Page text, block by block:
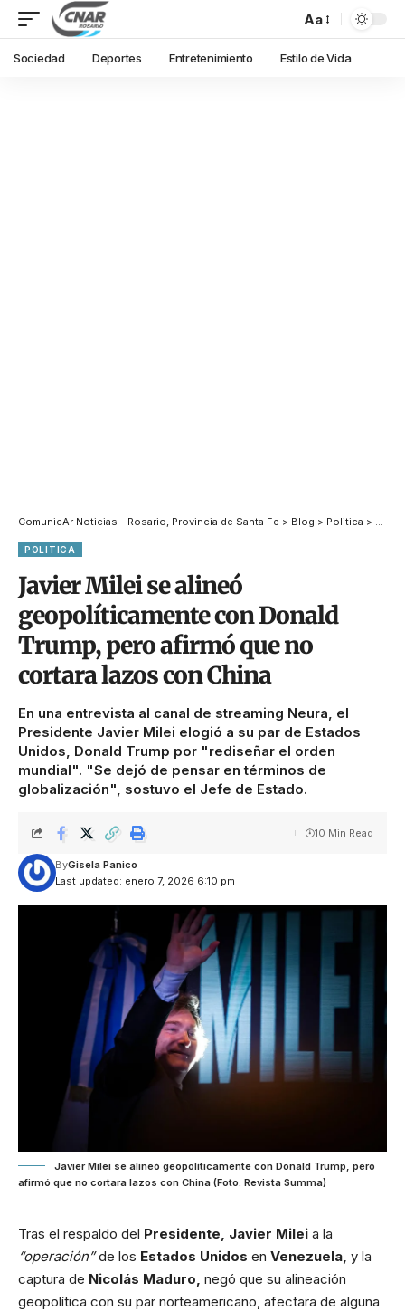
Aa
Sociedad Deportes Entretenimiento Estilo de Vida
ComunicAr Noticias - Rosario, Provincia de Santa Fe > Blog > Politica >
POLITICA
Javier Milei se alineó
geopolíticamente con Donald
Trump, pero afirmó que no
cortara lazos con China
En una entrevista al canal de streaming Neura, el
Presidente Javier Milei elogió a su par de Estados
Unidos, Donald Trump por "rediseñar el orden
mundial". "Se dejó de pensar en términos de
globalización", sostuvo el Jefe de Estado.
Last updated: enero 7, 2026 6:10 pm
ByGisela Panico
10 Min Read
Javier Milei se alineó geopolíticamente con Donald Trump, pero
afirmó que no cortara lazos con China (Foto. Revista Summa)
Tras el respaldo del Presidente, Javier Milei a la
“operación”de los Estados Unidos en Venezuela, y la
captura de Nicolás Maduro, negó que su alineación
geopolítica con su par norteamericano, afectara de alguna